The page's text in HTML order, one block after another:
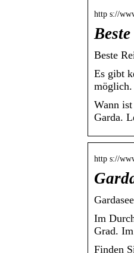
http s://
Beste
Es gibt
Wann
Garda.
http s://
Im
Grad.
Finden